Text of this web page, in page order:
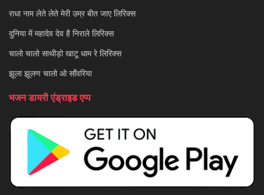
राधा नाम लेते लेते मेरी उम्र बीत जाए लिरिक्स
दुनिया में महादेव देव है निराले लिरिक्स
चालो चालो साथीड़ो खाटू धाम रे लिरिक्स
झूला झूलण चालो ओ साँवरिया
भजन डायरी एंड्राइड एप्प